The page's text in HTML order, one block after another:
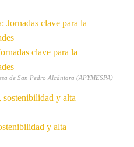
clave para la
de San Pedro Alcántara (APYMESPA)
y alta